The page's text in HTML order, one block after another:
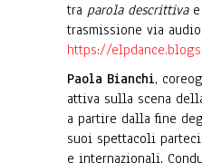
tra parola descrittivae
trasmissione via
https://
Paola Bianchi,
attiva sulla scena
a partire dalla fine
suoi spettacoli
e internazionali.